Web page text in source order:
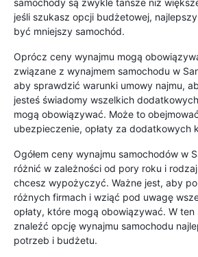
samochody są zwykle tańsze niż
jeśli szukasz opcji budżetowej,
być mniejszy samochód.
Oprócz ceny wynajmu mogą
związane z wynajmem samochodu w
aby sprawdzić warunki umowy najmu,
jesteś świadomy wszelkich
mogą obowiązywać. Może to
ubezpieczenie, opłaty za dodatkowych
Ogółem ceny wynajmu samochodów w
różnić w zależności od pory roku i
chcesz wypożyczyć. Ważne jest, aby
różnych firmach i wziąć pod uwagę
opłaty, które mogą obowiązywać. W ten
znaleźć opcję wynajmu samochodu
potrzeb i budżetu.